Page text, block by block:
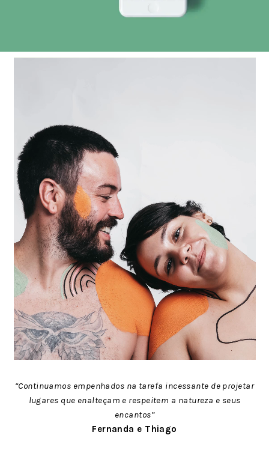
“Continuamos empenhados na tarefa incessante de projetar
lugares que enalteçam e respeitem a natureza e seus
encantos”
Fernanda e Thiago